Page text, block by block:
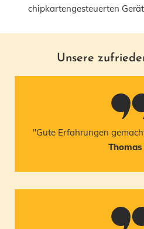
chipkartengesteuerten
Unsere
"Gute Erfahrungen
Thomas